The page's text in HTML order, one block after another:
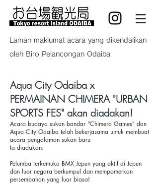
Laman maklumat acara yang dikendalikan
oleh Biro Pelancongan Odaiba
Aqua City Odaiba x
PERMAINAN CHIMERA "URBAN
SPORTS FES" akan diadakan!
Acara budaya sukan bandar "Chimera Games" dan
Aqua City Odaiba telah bekerjasama untuk membuat
acara pengalaman sukan baru
Ia diadakan.
Pelumba terkemuka BMX Jepun yang aktif di Jepun
dan luar negara berkumpul dan mempamerkan
persembahan yang luar biasa!